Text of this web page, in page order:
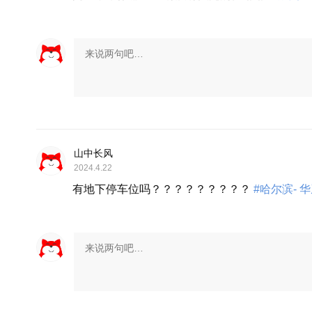
山中长风
2024.4.22
有地下停车位吗？？？？？？？？？ #哈尔滨-